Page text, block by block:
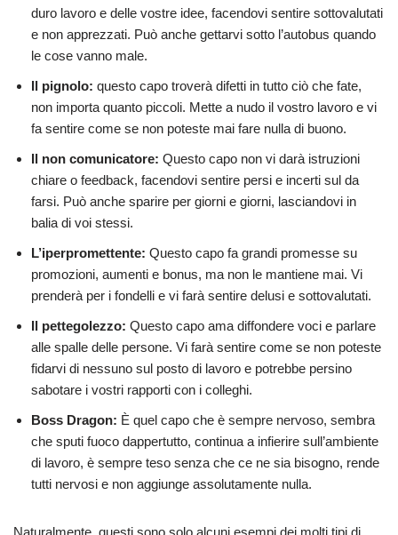
Conclusione
FAQs
Altri riferimenti:
duro lavoro e delle vostre idee, facendovi sentire sottovalutati
e non apprezzati. Può anche gettarvi sotto l’autobus quando
le cose vanno male.
Il pignolo: questo capo troverà difetti in tutto ciò che fate,
non importa quanto piccoli. Mette a nudo il vostro lavoro e vi
fa sentire come se non poteste mai fare nulla di buono.
Il non comunicatore: Questo capo non vi darà istruzioni
chiare o feedback, facendovi sentire persi e incerti sul da
farsi. Può anche sparire per giorni e giorni, lasciandovi in
balia di voi stessi.
L’iperpromettente: Questo capo fa grandi promesse su
promozioni, aumenti e bonus, ma non le mantiene mai. Vi
prenderà per i fondelli e vi farà sentire delusi e sottovalutati.
Il pettegolezzo: Questo capo ama diffondere voci e parlare
alle spalle delle persone. Vi farà sentire come se non poteste
fidarvi di nessuno sul posto di lavoro e potrebbe persino
sabotare i vostri rapporti con i colleghi.
Boss Dragon: È quel capo che è sempre nervoso, sembra
che sputi fuoco dappertutto, continua a infierire sull’ambiente
di lavoro, è sempre teso senza che ce ne sia bisogno, rende
tutti nervosi e non aggiunge assolutamente nulla.
Naturalmente, questi sono solo alcuni esempi dei molti tipi di